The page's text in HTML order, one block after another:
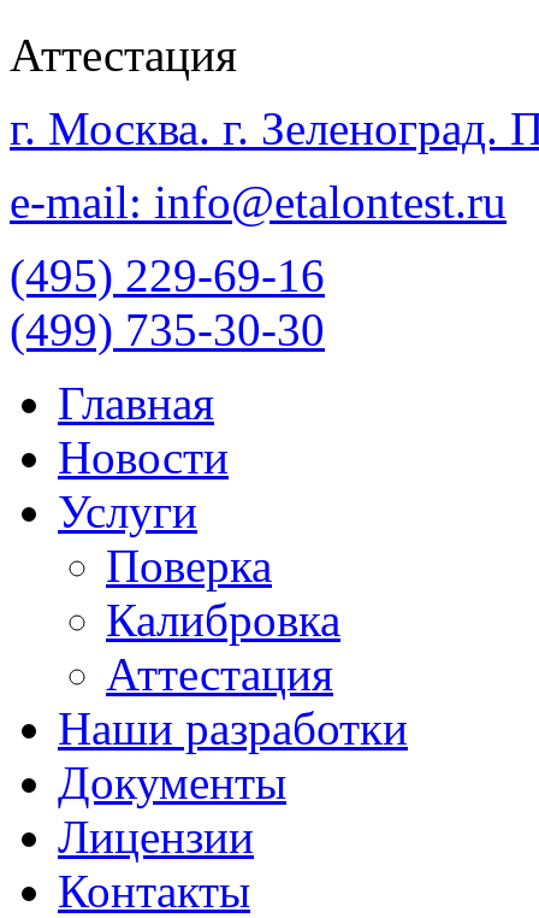
Аттестация
г. Москва. г. Зеленоград.
e-mail: info@etalontest.ru
(495) 229-69-16
(499) 735-30-30
Главная
Новости
Услуги
Поверка
Калибровка
Аттестация
Наши разработки
Документы
Лицензии
Контакты